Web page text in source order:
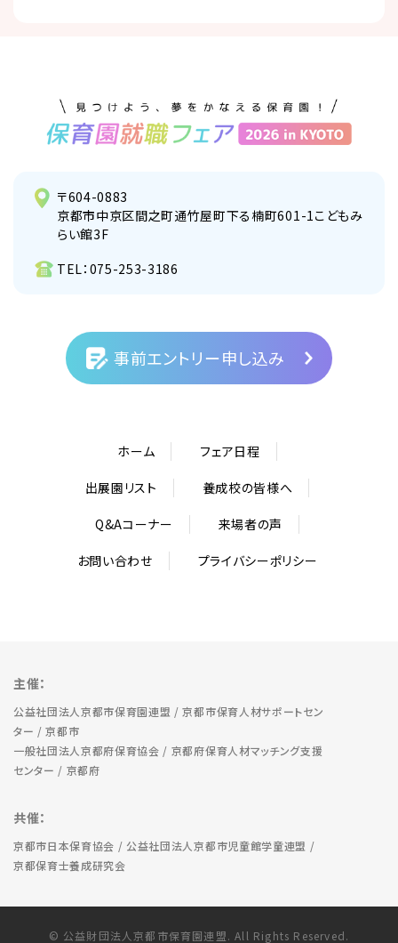
〒604-0883
京都市中京区間之町通竹屋町下る楠町601-1こどもみ
らい館3F
TEL： 075-253-3186
事前エントリー申し込み
ホーム フェア日程
出展園リスト 養成校の皆様へ
Q&Aコーナー 来場者の声
お問い合わせ プライバシーポリシー
主催：
公益社団法人京都市保育園連盟 / 京都市保育人材サポートセン
ター / 京都市
一般社団法人京都府保育協会 / 京都府保育人材マッチング支援
センター / 京都府
共催：
京都市日本保育協会 / 公益社団法人京都市児童館学童連盟 /
京都保育士養成研究会
© 公益財団法人京都市保育園連盟. All Rights Reserved.